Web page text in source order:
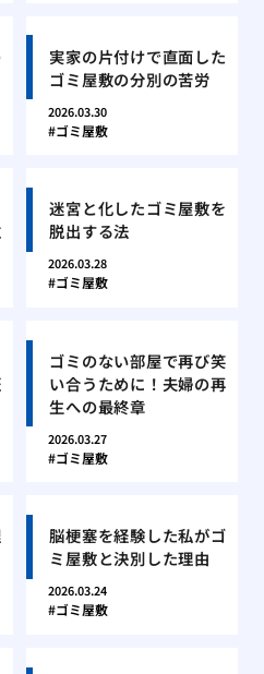
実家の片付けで直面した
ゴミ屋敷の分別の苦労
2026.03.30
ゴミ屋敷
迷宮と化したゴミ屋敷を
脱出する法
2026.03.28
ゴミ屋敷
ゴミのない部屋で再び笑
い合うために！夫婦の再
生への最終章
2026.03.27
ゴミ屋敷
脳梗塞を経験した私がゴ
ミ屋敷と決別した理由
2026.03.24
ゴミ屋敷